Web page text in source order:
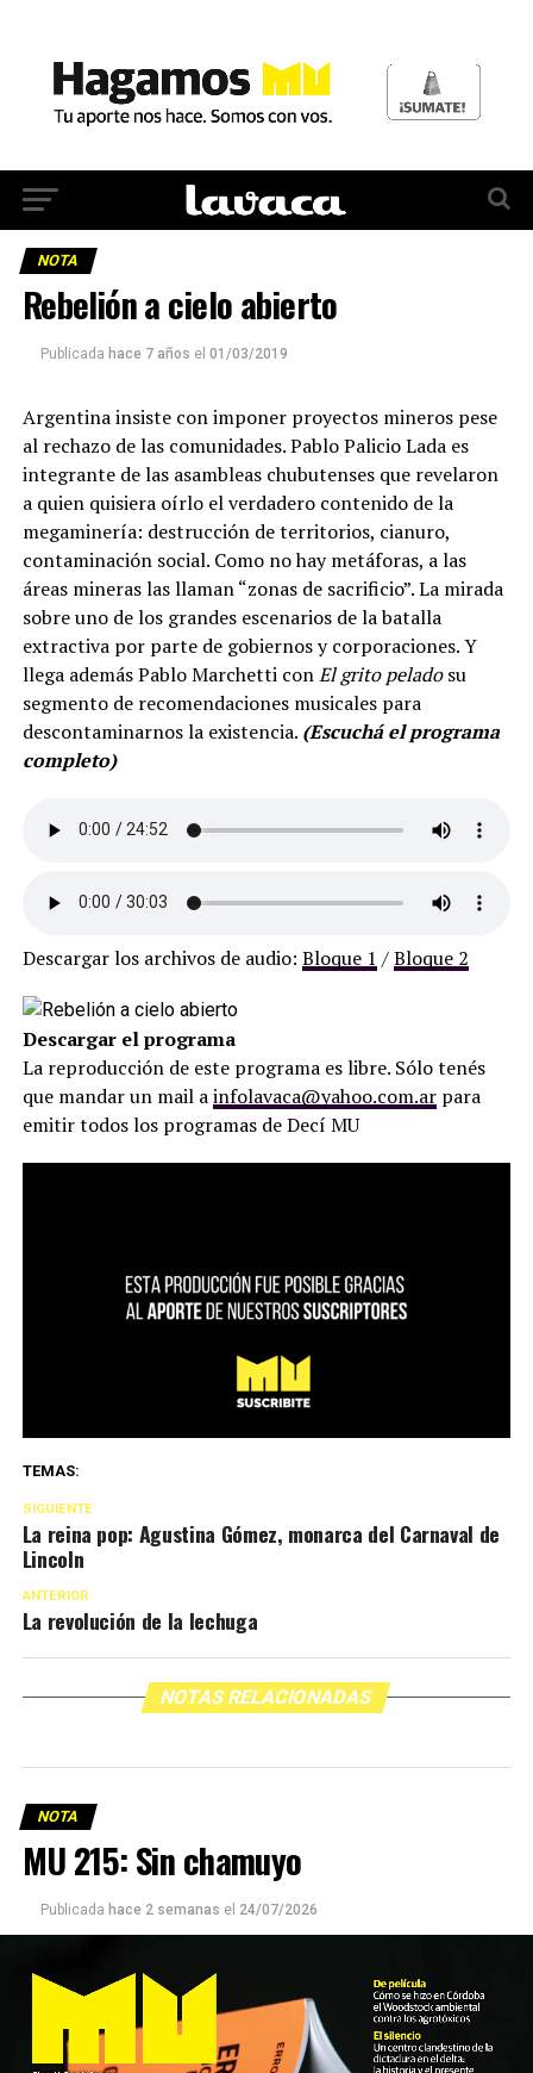
NOTA
Rebelión a cielo abierto
Publicada hace 7 años el 01/03/2019
Argentina insiste con imponer proyectos mineros pese
al rechazo de las comunidades. Pablo Palicio Lada es
integrante de las asambleas chubutenses que revelaron
a quien quisiera oírlo el verdadero contenido de la
megaminería: destrucción de territorios, cianuro,
contaminación social. Como no hay metáforas, a las
áreas mineras las llaman “zonas de sacrificio”. La mirada
sobre uno de los grandes escenarios de la batalla
extractiva por parte de gobiernos y corporaciones. Y
llega además Pablo Marchetti conEl grito peladosu
segmento de recomendaciones musicales para
descontaminarnos la existencia. (Escuchá el programa
completo)
Descargar los archivos de audio: Bloque 1 /Bloque 2
Descargar el programa
La reproducción de este programa es libre. Sólo tenés
que mandar un mail ainfolavaca@yahoo.com.arpara
emitir todos los programas de Decí MU
TEMAS:
SIGUIENTE
La reina pop: Agustina Gómez, monarca del Carnaval de
Lincoln
ANTERIOR
La revolución de la lechuga
NOTAS RELACIONADAS
NOTA
MU 215: Sin chamuyo
Publicada hace 2 semanas el 24/07/2026